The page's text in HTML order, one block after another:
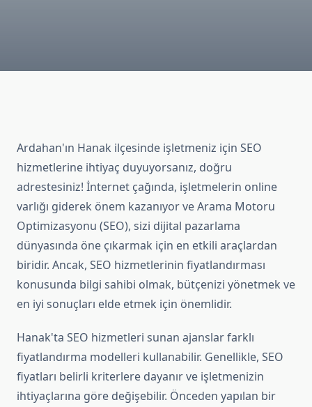
Ardahan'ın Hanak ilçesinde işletmeniz için SEO
hizmetlerine ihtiyaç duyuyorsanız, doğru
adrestesiniz! İnternet çağında, işletmelerin online
varlığı giderek önem kazanıyor ve Arama Motoru
Optimizasyonu (SEO), sizi dijital pazarlama
dünyasında öne çıkarmak için en etkili araçlardan
biridir. Ancak, SEO hizmetlerinin fiyatlandırması
konusunda bilgi sahibi olmak, bütçenizi yönetmek ve
en iyi sonuçları elde etmek için önemlidir.
Hanak'ta SEO hizmetleri sunan ajanslar farklı
fiyatlandırma modelleri kullanabilir. Genellikle, SEO
fiyatları belirli kriterlere dayanır ve işletmenizin
ihtiyaçlarına göre değişebilir. Önceden yapılan bir